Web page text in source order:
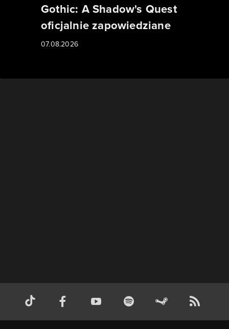
Gothic: A Shadow's Quest
oficjalnie zapowiedziane
07.08.2026